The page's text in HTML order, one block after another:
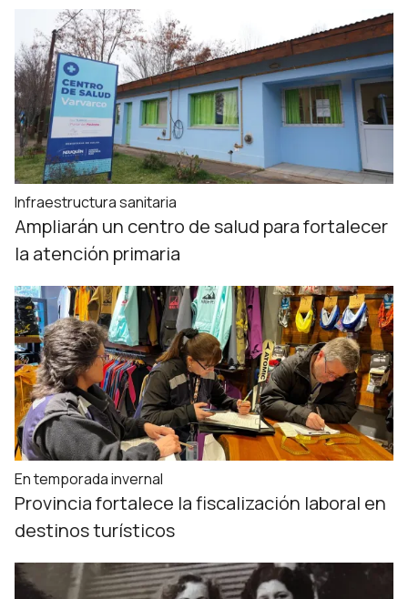
Infraestructura sanitaria
Ampliarán un centro de salud para fortalecer
la atención primaria
En temporada invernal
Provincia fortalece la fiscalización laboral en
destinos turísticos